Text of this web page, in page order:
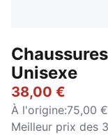
Unisexe
38,00 €
À l'origine:75,00 €
Meilleur prix des